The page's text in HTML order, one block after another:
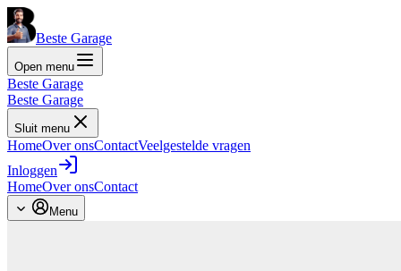
Beste Garage
Open menu
Beste Garage
Beste Garage
Sluit menu
HomeOver onsContactVeelgestelde vragen
Inloggen
HomeOver onsContact
Menu